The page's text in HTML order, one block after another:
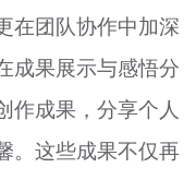
在团队协作中加深
成果展示与感悟分
作成果，分享个人
。这些成果不仅再